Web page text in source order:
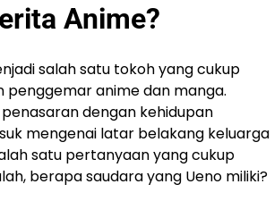
Anime?
salah satu tokoh yang cukup
penggemar anime dan manga.
dengan kehidupan
mengenai latar belakang keluarga
satu pertanyaan yang cukup
berapa saudara yang Ueno miliki?